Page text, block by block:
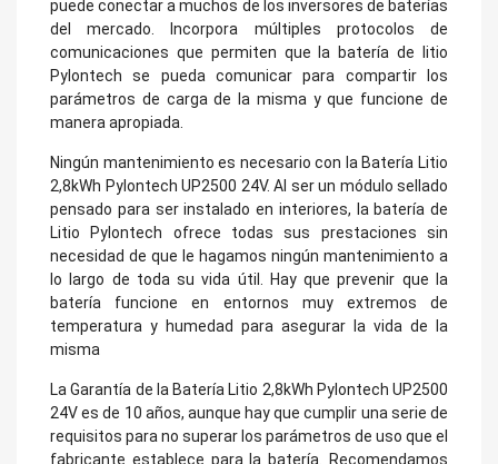
puede conectar a muchos de los inversores de baterías
del mercado. Incorpora múltiples protocolos de
comunicaciones que permiten que la batería de litio
Pylontech se pueda comunicar para compartir los
parámetros de carga de la misma y que funcione de
manera apropiada.
Ningún mantenimiento es necesario con la Batería Litio
2,8kWh Pylontech UP2500 24V. Al ser un módulo sellado
pensado para ser instalado en interiores, la batería de
Litio Pylontech ofrece todas sus prestaciones sin
necesidad de que le hagamos ningún mantenimiento a
lo largo de toda su vida útil. Hay que prevenir que la
batería funcione en entornos muy extremos de
temperatura y humedad para asegurar la vida de la
misma
La Garantía de la Batería Litio 2,8kWh Pylontech UP2500
24V es de 10 años, aunque hay que cumplir una serie de
requisitos para no superar los parámetros de uso que el
fabricante establece para la batería. Recomendamos